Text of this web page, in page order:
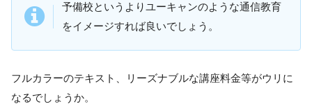
予備校というよりユーキャンのような通信教育
をイメージすれば良いでしょう。
フルカラーのテキスト、リーズナブルな講座料金等がウリに
なるでしょうか。